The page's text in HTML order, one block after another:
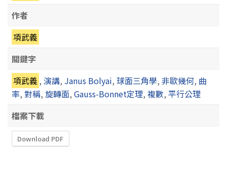
作者
項武義
關鍵字
項武義 ,演講, Janus Bolyai,球面三角學,非歐幾何, 曲
率, 對稱, 旋轉面, Gauss-Bonnet定理, 複數, 平行公理
檔案下載
Download PDF